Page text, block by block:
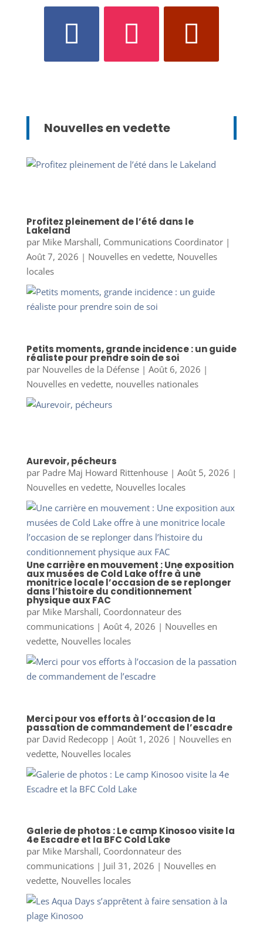
Nouvelles en vedette
Profitez pleinement de l’été dans le
Lakeland
par Mike Marshall, Communications Coordinator|
Août 7, 2026 | Nouvelles en vedette, Nouvelles
locales
Petits moments, grande incidence : un guide
réaliste pour prendre soin de soi
par Nouvelles de la Défense| Août 6, 2026 |
Nouvelles en vedette, nouvelles nationales
Aurevoir, pécheurs
par Padre Maj Howard Rittenhouse| Août 5, 2026 |
Nouvelles en vedette, Nouvelles locales
Une carrière en mouvement : Une exposition
aux musées de Cold Lake offre à une
monitrice locale l’occasion de se replonger
dans l’histoire du conditionnement
physique aux FAC
par Mike Marshall, Coordonnateur des
communications| Août 4, 2026 | Nouvelles en
vedette, Nouvelles locales
Merci pour vos efforts à l’occasion de la
passation de commandement de l’escadre
par David Redecopp| Août 1, 2026 | Nouvelles en
vedette, Nouvelles locales
Galerie de photos : Le camp Kinosoo visite la
4e Escadre et la BFC Cold Lake
par Mike Marshall, Coordonnateur des
communications| Juil 31, 2026 | Nouvelles en
vedette, Nouvelles locales